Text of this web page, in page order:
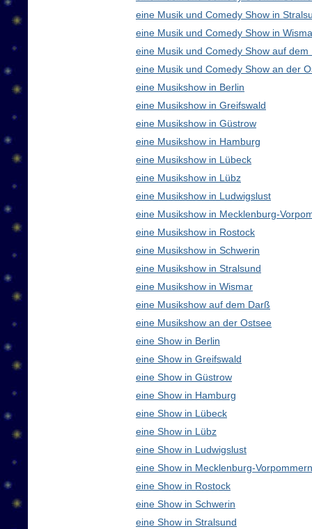
eine Musik und Comedy Show in
eine Musik und Comedy Show in
eine Musik und Comedy Show auf dem
eine Musik und Comedy Show an der
eine Musikshow in Berlin
eine Musikshow in Greifswald
eine Musikshow in Güstrow
eine Musikshow in Hamburg
eine Musikshow in Lübeck
eine Musikshow in Lübz
eine Musikshow in Ludwigslust
eine Musikshow in Mecklenburg-
eine Musikshow in Rostock
eine Musikshow in Schwerin
eine Musikshow in Stralsund
eine Musikshow in Wismar
eine Musikshow auf dem Darß
eine Musikshow an der Ostsee
eine Show in Berlin
eine Show in Greifswald
eine Show in Güstrow
eine Show in Hamburg
eine Show in Lübeck
eine Show in Lübz
eine Show in Ludwigslust
eine Show in Mecklenburg-
eine Show in Rostock
eine Show in Schwerin
eine Show in Stralsund